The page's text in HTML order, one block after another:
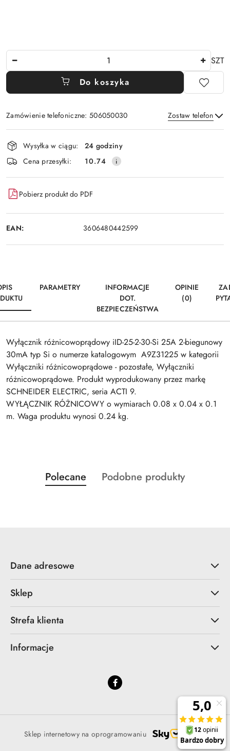
SZT
Do koszyka
Zamówienie telefoniczne: 506050030 Zostaw telefon
Wyślij
Dostępność
i
dostawa
Wysyłka w ciągu:
24 godziny
Cena przesyłki:
10.74
Pobierz produkt do PDF
EAN: 3606480442599
PARAMETRY
INFORMACJE
DOT.
BEZPIECZEŃSTWA
OPINIE
(0)
Wyłącznik różnicowoprądowy iID-25-2-30-Si 25A 2-biegunowy
30mA typ Si o numerze katalogowym A9Z31225 w kategorii
Wyłączniki różnicowoprądowe - pozostałe, Wyłączniki
różnicowoprądowe. Produkt wyprodukowany przez markę
SCHNEIDER ELECTRIC, seria ACTI 9.
WYŁĄCZNIK RÓŻNICOWY o wymiarach 0.08 x 0.04 x 0.1
m. Waga produktu wynosi 0.24 kg.
Pomiń karuzelę produktów
Produkty
o
Polecane
Produkty
Podobne produkty
Dane adresowe
Sklep
Strefa klienta
Informacje
Sklep internetowy na oprogramowaniu